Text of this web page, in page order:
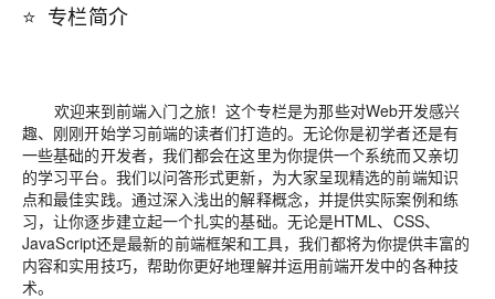
⭐ 专栏简介
欢迎来到前端入门之旅！这个专栏是为那些对Web开发感兴
趣、刚刚开始学习前端的读者们打造的。无论你是初学者还是有
一些基础的开发者，我们都会在这里为你提供一个系统而又亲切
的学习平台。我们以问答形式更新，为大家呈现精选的前端知识
点和最佳实践。通过深入浅出的解释概念，并提供实际案例和练
习，让你逐步建立起一个扎实的基础。无论是HTML、CSS、
JavaScript还是最新的前端框架和工具，我们都将为你提供丰富的
内容和实用技巧，帮助你更好地理解并运用前端开发中的各种技
术。